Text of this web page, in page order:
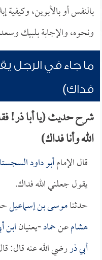
بالنفس أو بالأبوين، وكيفية
ونحوه، والإجابة بلبيك
ما جاء في الرجل
فداك)
شرح حديث (يا أبا ذر!
الله وأنا فداك)
قال الإمامأبو داود
يقول جعلني الله فداك.
حدثناموسى بن إسماعيل
هشامعنحماد-يعنيانابن
أبي ذررضي الله عنه قال: